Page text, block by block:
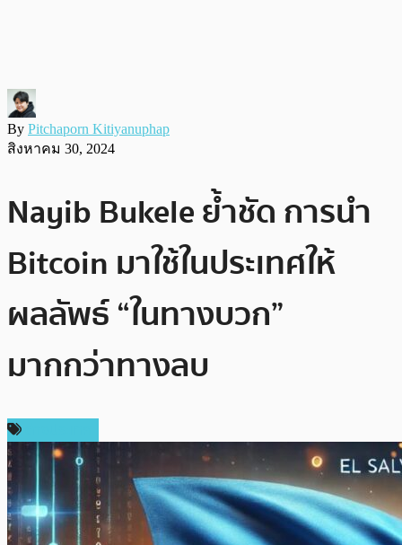
By Pitchaporn Kitiyanuphap
สิงหาคม 30, 2024
Nayib Bukele ย้ำชัด การนำ
Bitcoin มาใช้ในประเทศให้
ผลลัพธ์ “ในทางบวก”
มากกว่าทางลบ